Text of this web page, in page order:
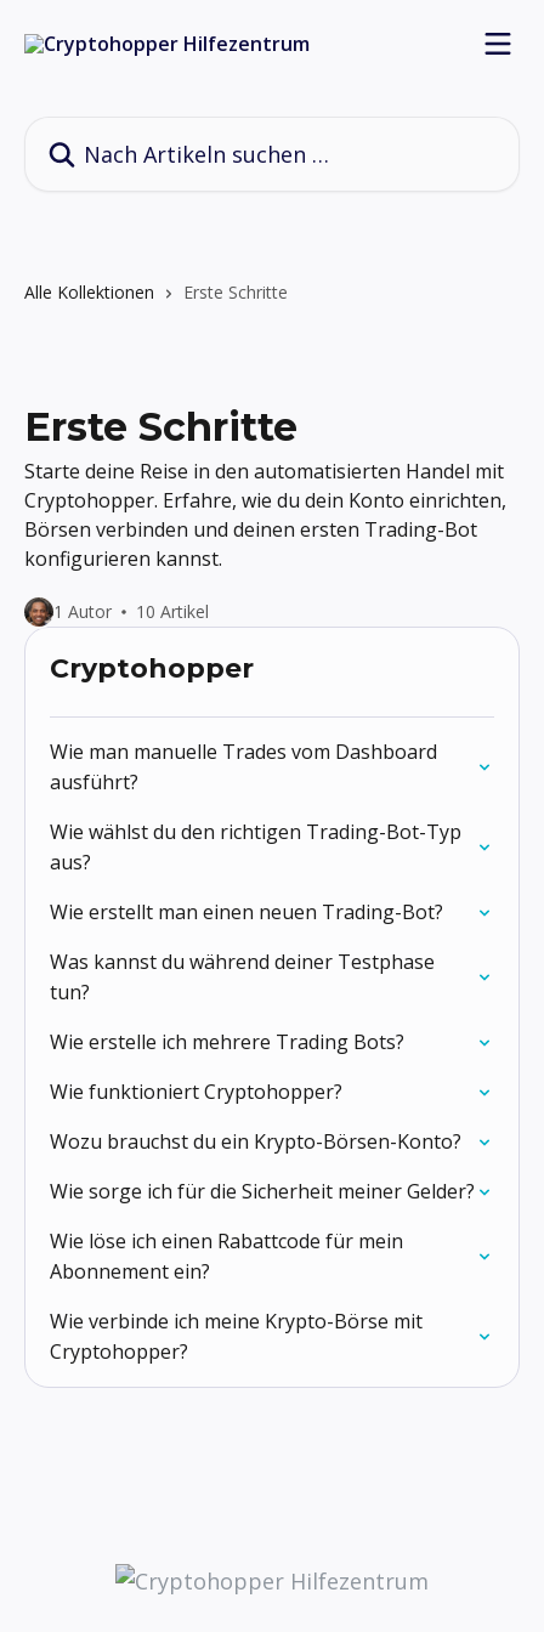
Alle Kollektionen Erste Schritte
Erste Schritte
Starte deine Reise in den automatisierten Handel mit
Cryptohopper. Erfahre, wie du dein Konto einrichten,
Börsen verbinden und deinen ersten Trading-Bot
konfigurieren kannst.
1 Autor 10 Artikel
Cryptohopper
Wie man manuelle Trades vom Dashboard
ausführt?
Wie wählst du den richtigen Trading-Bot-Typ
aus?
Wie erstellt man einen neuen Trading-Bot?
Was kannst du während deiner Testphase
tun?
Wie erstelle ich mehrere Trading Bots?
Wie funktioniert Cryptohopper?
Wozu brauchst du ein Krypto-Börsen-Konto?
Wie sorge ich für die Sicherheit meiner Gelder?
Wie löse ich einen Rabattcode für mein
Abonnement ein?
Wie verbinde ich meine Krypto-Börse mit
Cryptohopper?